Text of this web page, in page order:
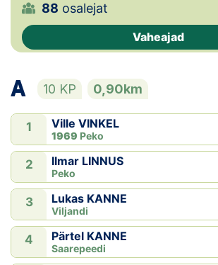
Tule klubisse!
Tulemused
Dokumendid
Klubid
Suletud maastikud
Püsirajad
Ajalugu
Koolitused
88 osalejat
Vaheajad
A 10 KP 0,90km
1 Ville VINKEL
1969 Peko
2 Ilmar LINNUS
Peko
3 Lukas KANNE
Viljandi
4 Pärtel KANNE
Saarepeedi